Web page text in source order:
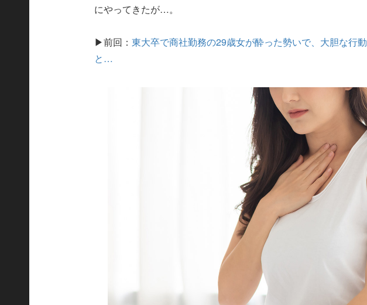
にやってきたが…。
▶前回：東大卒で商社勤務の29歳女が酔った勢いで、大胆な行
と…